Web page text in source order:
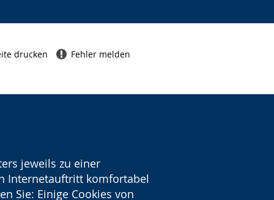
jeweils zu einer
Internetauftritt komfortabel
Sie: Einige Cookies von
drucken Fehler melden